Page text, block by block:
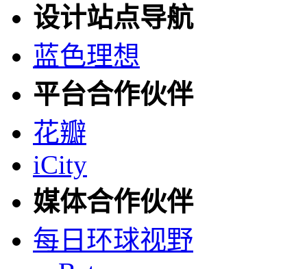
设计站点导航
蓝色理想
平台合作伙伴
花瓣
iCity
媒体合作伙伴
每日环球视野